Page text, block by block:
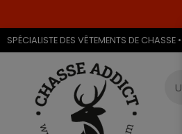
SPÉCIALISTE DES VÊTEMENTS DE